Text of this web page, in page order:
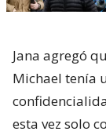
Jana agregó
Michael tenía
esta vez solo